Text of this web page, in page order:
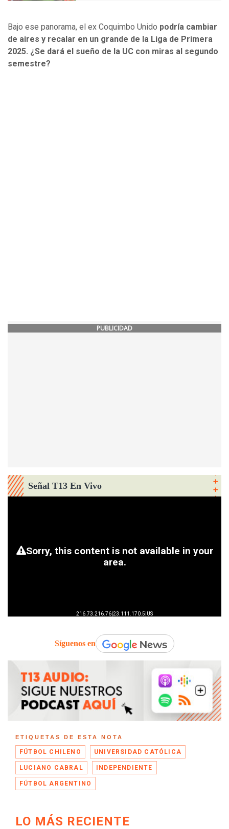
Bajo ese panorama, el ex Coquimbo Unido podría cambiar
de aires y recalar en un grande de la Liga de Primera
2025. ¿Se dará el sueño de la UC con miras al segundo
semestre?
PUBLICIDAD
Señal T13 En Vivo
Síguenos en
ETIQUETAS DE ESTA NOTA
FÚTBOL CHILENO UNIVERSIDAD CATÓLICA
LUCIANO CABRAL INDEPENDIENTE
FÚTBOL ARGENTINO
LO MÁS RECIENTE